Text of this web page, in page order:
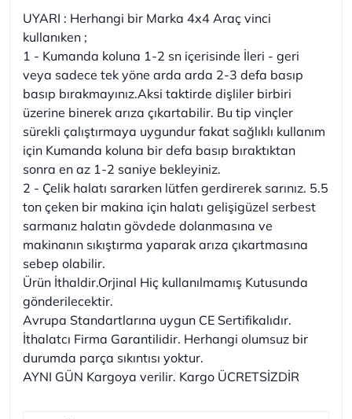
UYARI : Herhangi bir Marka 4x4 Araç vinci
kullanıken ;
1 - Kumanda koluna 1-2 sn içerisinde İleri - geri
veya sadece tek yöne arda arda 2-3 defa basıp
basıp bırakmayınız.Aksi taktirde dişliler birbiri
üzerine binerek arıza çıkartabilir. Bu tip vinçler
sürekli çalıştırmaya uygundur fakat sağlıklı kullanım
için Kumanda koluna bir defa basıp bıraktıktan
sonra en az 1-2 saniye bekleyiniz.
2 - Çelik halatı sararken lütfen gerdirerek sarınız. 5.5
ton çeken bir makina için halatı gelişigüzel serbest
sarmanız halatın gövdede dolanmasına ve
makinanın sıkıştırma yaparak arıza çıkartmasına
sebep olabilir.
Ürün İthaldir.Orjinal Hiç kullanılmamış Kutusunda
gönderilecektir.
Avrupa Standartlarına uygun CE Sertifikalıdır.
İthalatcı Firma Garantilidir. Herhangi olumsuz bir
durumda parça sıkıntısı yoktur.
AYNI GÜN Kargoya verilir. Kargo ÜCRETSİZDİR